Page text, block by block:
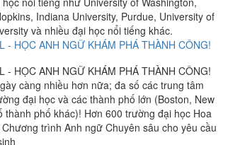
Indiana University, Purdue, University of
và nhiều đại học nổi tiếng khác.
- HỌC ANH NGỮ KHÁM PHÁ THÀNH CÔNG!
- HỌC ANH NGỮ KHÁM PHÁ THÀNH CÔNG!
càng nhiều hơn nữa; đa số các trung tâm
đại học và các thành phố lớn (Boston, New
thành phố khác)! Hơn 600 trường đại học Hoa
trình Anh ngữ Chuyên sâu cho yêu cầu